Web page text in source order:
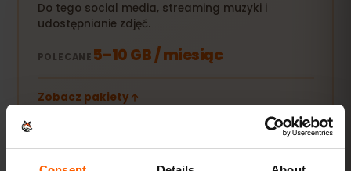
Do tego social media, streaming muzyki i
udostępnianie zdjęć.
POLECANE 5–10 GB / miesiąc
Zobacz pakiety
Streaming i hotspot